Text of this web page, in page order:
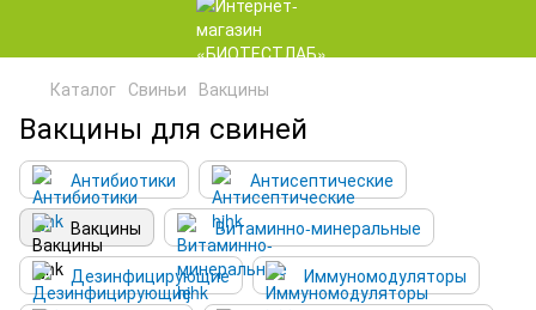
Каталог Свиньи Вакцины
Вакцины для свиней
Антибиотики
Антисептические
Вакцины
Витаминно-минеральные
Дезинфицирующие
Иммуномодуляторы